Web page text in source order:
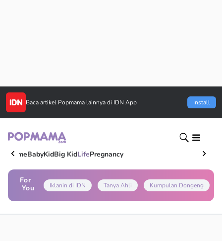
Baca artikel Popmama lainnya di IDN App Install
HomeBabyKidBig KidLifePregnancy
For
You
Iklanin di IDN Tanya Ahli Kumpulan Dongeng